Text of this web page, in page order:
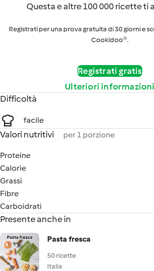
Questa e altre 100 000 ricette ti
Registrati per una prova gratuita di 30 giorni e
Cookidoo®.
Registrati gratis
Ulteriori informazioni
Difficoltà
facile
Valori nutritivi per 1 porzione
Proteine
Calorie
Grassi
Fibre
Carboidrati
Presente anche in
Pasta fresca
50 ricette
Italia